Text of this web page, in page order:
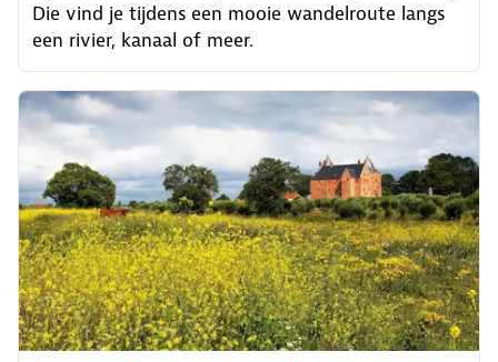
Die vind je tijdens een mooie wandelroute langs
een rivier, kanaal of meer.